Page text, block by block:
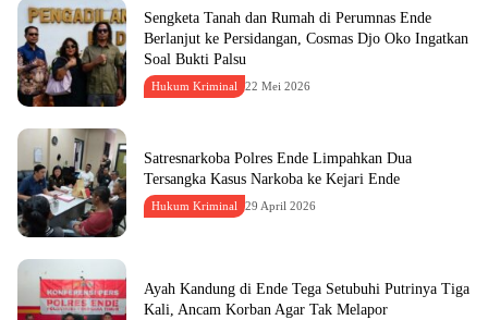
Sengketa Tanah dan Rumah di Perumnas Ende
Berlanjut ke Persidangan, Cosmas Djo Oko Ingatkan
Soal Bukti Palsu
Hukum Kriminal 22 Mei 2026
Satresnarkoba Polres Ende Limpahkan Dua
Tersangka Kasus Narkoba ke Kejari Ende
Hukum Kriminal 29 April 2026
Ayah Kandung di Ende Tega Setubuhi Putrinya Tiga
Kali, Ancam Korban Agar Tak Melapor